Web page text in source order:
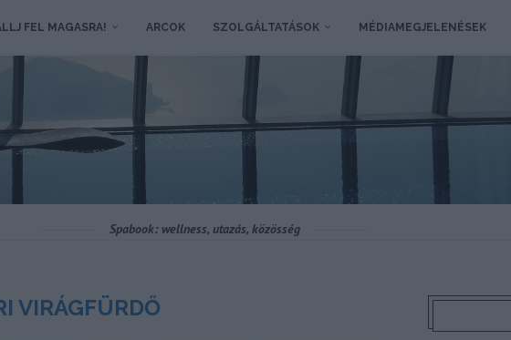
FEL MAGASRA! ARCOK SZOLGÁLTATÁSOK MÉDIAMEGJELENÉSEK
Spabook: wellness, utazás, közösség
VIRÁGFÜRDŐ